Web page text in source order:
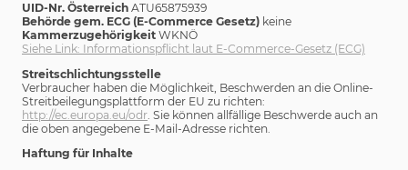
UID-Nr. Österreich ATU65875939
Behörde gem. ECG (E-Commerce Gesetz) keine
Kammerzugehörigkeit WKNÖ
Siehe Link: Informationspflicht laut E-Commerce-Gesetz (ECG)
Streitschlichtungsstelle
Verbraucher haben die Möglichkeit, Beschwerden an die Online-
Streitbeilegungsplattform der EU zu richten:
http://ec.europa.eu/odr . Sie können allfällige Beschwerde auch an
die oben angegebene E-Mail-Adresse richten.
Haftung für Inhalte